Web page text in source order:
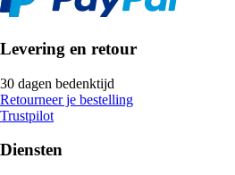
Levering en retour
30 dagen bedenktijd
Retourneer je bestelling
Trustpilot
Diensten